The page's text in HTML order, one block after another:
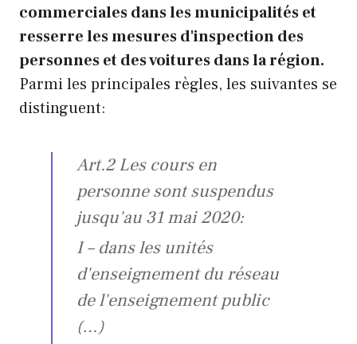
commerciales dans les municipalités et
resserre les mesures d'inspection des
personnes et des voitures dans la région.
Parmi les principales règles, les suivantes se
distinguent:
Art.2 Les cours en
personne sont suspendus
jusqu'au 31 mai 2020:
I – dans les unités
d'enseignement du réseau
de l'enseignement public
(…)